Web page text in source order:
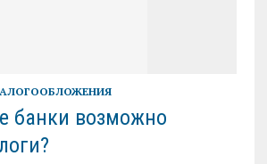
банки возможно